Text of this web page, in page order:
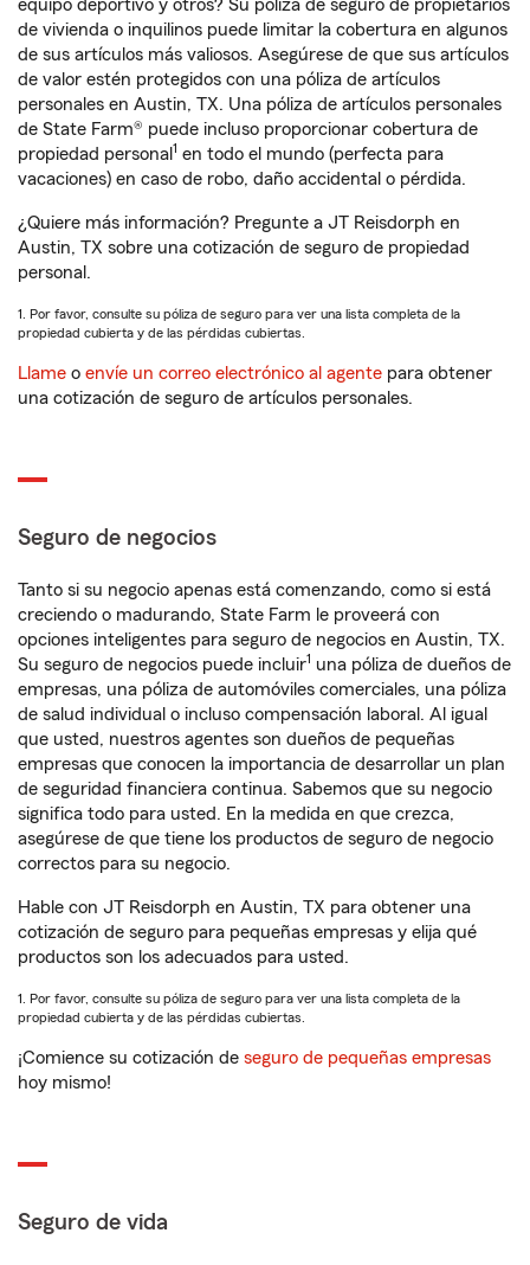
equipo deportivo y otros? Su póliza de seguro de propietarios
de vivienda o inquilinos puede limitar la cobertura en algunos
de sus artículos más valiosos. Asegúrese de que sus artículos
de valor estén protegidos con una póliza de artículos
personales en Austin, TX. Una póliza de artículos personales
de State Farm® puede incluso proporcionar cobertura de
propiedad personal 1 en todo el mundo (perfecta para
vacaciones) en caso de robo, daño accidental o pérdida.
¿Quiere más información? Pregunte a JT Reisdorph en
Austin, TX sobre una cotización de seguro de propiedad
personal.
1. Por favor, consulte su póliza de seguro para ver una lista completa de la
propiedad cubierta y de las pérdidas cubiertas.
Llame o envíe un correo electrónico al agente para obtener
una cotización de seguro de artículos personales.
Seguro de negocios
Tanto si su negocio apenas está comenzando, como si está
creciendo o madurando, State Farm le proveerá con
opciones inteligentes para seguro de negocios en Austin, TX.
Su seguro de negocios puede incluir1 una póliza de dueños de
empresas, una póliza de automóviles comerciales, una póliza
de salud individual o incluso compensación laboral. Al igual
que usted, nuestros agentes son dueños de pequeñas
empresas que conocen la importancia de desarrollar un plan
de seguridad financiera continua. Sabemos que su negocio
significa todo para usted. En la medida en que crezca,
asegúrese de que tiene los productos de seguro de negocio
correctos para su negocio.
Hable con JT Reisdorph en Austin, TX para obtener una
cotización de seguro para pequeñas empresas y elija qué
productos son los adecuados para usted.
1. Por favor, consulte su póliza de seguro para ver una lista completa de la
propiedad cubierta y de las pérdidas cubiertas.
¡Comience su cotización de seguro de pequeñas empresas
hoy mismo!
Seguro de vida